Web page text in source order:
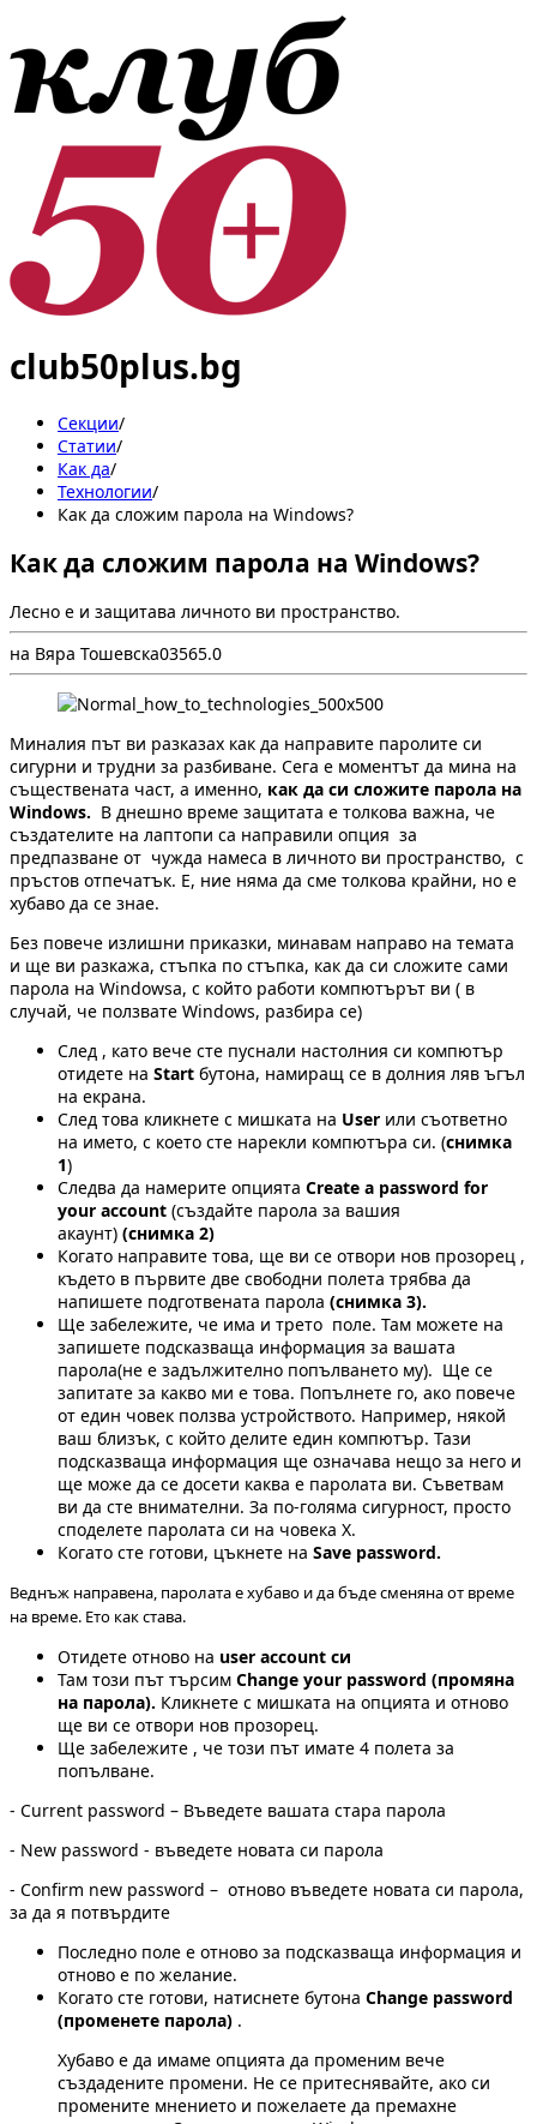
club50plus.bg
Секции/
Статии/
Как да/
Технологии/
Как да сложим парола на Windows?
Как да сложим парола на Windows?
Лесно е и защитава личното ви пространство.
на Вяра Тошевска03565.0
Миналия път ви разказах как да направите паролите си
сигурни и трудни за разбиване. Сега е моментът да мина на
съществената част, а именно, как да си сложите парола на
Windows. В днешно време защитата е толкова важна, че
създателите на лаптопи са направили опция за
предпазване от чужда намеса в личното ви пространство, с
пръстов отпечатък. Е, ние няма да сме толкова крайни, но е
хубаво да се знае.
Без повече излишни приказки, минавам направо на темата
и ще ви разкажа, стъпка по стъпка, как да си сложите сами
парола на Windowsa, с който работи компютърът ви ( в
случай, че ползвате Windows, разбира се)
След , като вече сте пуснали настолния си компютър
отидете на Start бутона, намиращ се в долния ляв ъгъл
на екрана.
След това кликнете с мишката на User или съответно
на името, с което сте нарекли компютъра си. (снимка
1)
Следва да намерите опцията Create a password for
your account (създайте парола за вашия
акаунт) (снимка 2)
Когато направите това, ще ви се отвори нов прозорец ,
където в първите две свободни полета трябва да
напишете подготвената парола (снимка 3).
Ще забележите, че има и трето поле. Там можете на
запишете подсказваща информация за вашата
парола(не е задължително попълването му). Ще се
запитате за какво ми е това. Попълнете го, ако повече
от един човек ползва устройството. Например, някой
ваш близък, с който делите един компютър. Тази
подсказваща информация ще означава нещо за него и
ще може да се досети каква е паролата ви. Съветвам
ви да сте внимателни. За по-голяма сигурност, просто
споделете паролата си на човека Х.
Когато сте готови, цъкнете на Save password.
Веднъж направена, паролата е хубаво и да бъде сменяна от време
на време. Ето как става.
Отидете отново на user account си
Там този път търсим Change your password (промяна
на парола). Кликнете с мишката на опцията и отново
ще ви се отвори нов прозорец.
Ще забележите , че този път имате 4 полета за
попълване.
- Current password – Въведете вашата стара парола
- New password - въведете новата си парола
- Confirm new password – отново въведете новата си парола,
за да я потвърдите
Последно поле е отново за подсказваща информация и
отново е по желание.
Когато сте готови, натиснете бутона Change password
(променете парола) .
Хубаво е да имаме опцията да променим вече
създадените промени. Не се притеснявайте, ако си
промените мнението и пожелаете да премахне